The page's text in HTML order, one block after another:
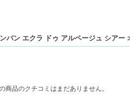
バン エクラ ドゥ アルページュ シアー
商品のクチコミはまだありません。